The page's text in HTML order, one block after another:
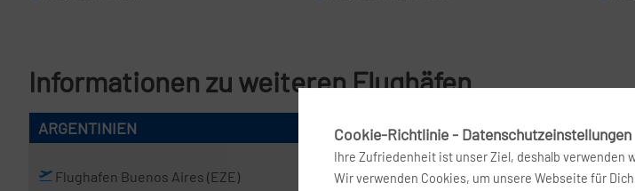
Informationen zu weiteren Flughäfen
ARGENTINIEN
Flughafen Buenos Aires (EZE)
Cookie-Richtlinie - Datenschutzeinstellungen
Ihre Zufriedenheit ist unser Ziel, deshalb verwenden
Wir verwenden Cookies, um unsere Webseite für